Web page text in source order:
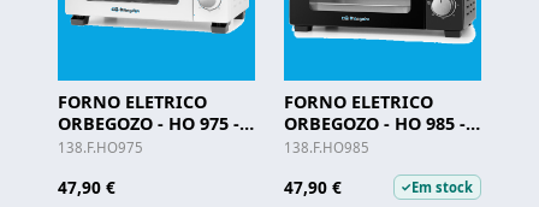
FORNO ELETRICO
ORBEGOZO - HO 975 -
10 LTS
138.F.HO975
47,90 €
FORNO ELETRICO
ORBEGOZO - HO 985 -
10 LTS
138.F.HO985
47,90 € ✓Em stock